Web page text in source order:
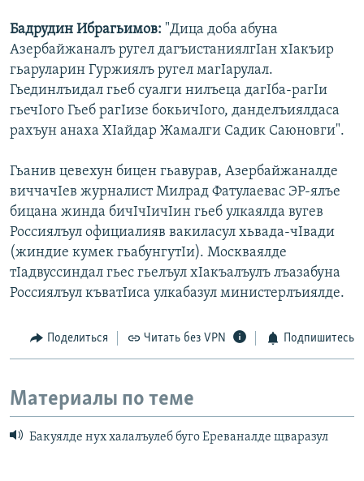
Бадрудин Ибрагьимов: "Дица доба абуна
Азербайжаналъ ругел дагъистаниялгIан хIакъир
гьаруларин Гуржиялъ ругел магIарулал.
Гьединлъидал гьеб суалги нилъеца дагIба-рагIи
гьечIого Гьеб рагIизе бокьичIого, данделъиялдаса
рахъун анаха ХIайдар Жамалги Садик Саюновги".
Гьанив цевехун бицен гьавурав, Азербайжаналде
виччачIев журналист Милрад Фатулаевас ЭР-ялъе
бицана жинда бичIчIичIин гьеб улкаялда вугев
Россиялъул официалияв вакиласул хьвада-чIвади
(жиндие кумек гьабунгутIи). Москваялде
тIадвуссиндал гьес гьелъул хIакъалъулъ лъазабуна
Россиялъул къватIиса улкабазул министерлъиялде.
Поделиться Читать без VPN Подпишитесь
Материалы по теме
Бакуялде нух халалъулеб буго Ереваналде щваразул